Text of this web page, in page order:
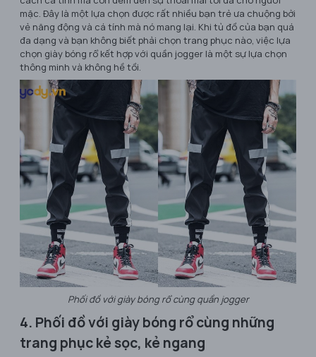
mặc. Đây là một lựa chọn được rất nhiều bạn trẻ ưa chuộng bởi
vẻ năng động và cá tính mà nó mang lại. Khi tủ đồ của bạn quá
đa dạng và bạn không biết phải chọn trang phục nào, việc lựa
chọn giày bóng rổ kết hợp với quần jogger là một sự lựa chọn
thông minh và không hề tồi.
Phối đồ với giày bóng rổ cùng quần jogger
4. Phối đồ với giày bóng rổ cùng những
trang phục kẻ sọc, kẻ ngang